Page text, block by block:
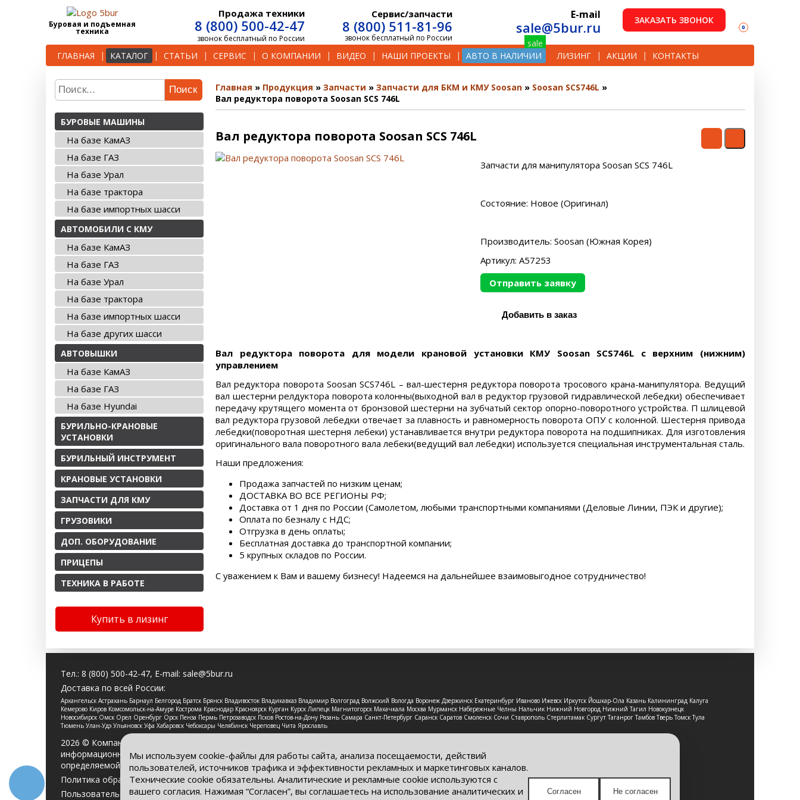
Буровая и подъемная
техника
Продажа техники
8 (800) 500-42-47
звонок бесплатный по России
Сервис/запчасти
8 (800) 511-81-96
звонок бесплатный по России
E-mail
sale@5bur.ru ЗАКАЗАТЬ ЗВОНОК
0
ГЛАВНАЯ КАТАЛОГ СТАТЬИ СЕРВИС О КОМПАНИИ ВИДЕО НАШИ ПРОЕКТЫ АВТО В НАЛИЧИИ ЛИЗИНГ АКЦИИ КОНТАКТЫ
Поиск
БУРОВЫЕ МАШИНЫ
На базе КамАЗ
На базе ГАЗ
На базе Урал
На базе трактора
На базе импортных шасси
АВТОМОБИЛИ С КМУ
На базе КамАЗ
На базе ГАЗ
На базе Урал
На базе трактора
На базе импортных шасси
На базе других шасси
АВТОВЫШКИ
На базе КамАЗ
На базе ГАЗ
На базе Hyundai
БУРИЛЬНО-КРАНОВЫЕ
УСТАНОВКИ
БУРИЛЬНЫЙ ИНСТРУМЕНТ
КРАНОВЫЕ УСТАНОВКИ
ЗАПЧАСТИ ДЛЯ КМУ
ГРУЗОВИКИ
ДОП. ОБОРУДОВАНИЕ
ПРИЦЕПЫ
ТЕХНИКА В РАБОТЕ
Купить в лизинг
Главная Продукция Запчасти Запчасти для БКМ и КМУ Soosan
Soosan SCS746L
Вал редуктора поворота Soosan SCS 746L
Вал редуктора поворота Soosan SCS 746L
Запчасти для манипулятора Soosan SCS 746L
Состояние: Новое (Оригинал)
Производитель: Soosan (Южная Корея)
Артикул: A57253
Отправить заявку
Вал редуктора поворота для модели крановой установки КМУ Soosan SCS746L с верхним (нижним)
управлением
Вал редуктора поворота Soosan SCS746L – вал-шестерня редуктора поворота тросового крана-манипулятора. Ведущий
вал шестерни релдуктора поворота колонны(выходной вал в редуктор грузовой гидравлической лебедки) обеспечивает
передачу крутящего момента от бронзовой шестерни на зубчатый сектор опорно-поворотного устройства. П шлицевой
вал редуктора грузовой лебедки отвечает за плавность и равномерность поворота ОПУ с колонной. Шестерня привода
лебедки(поворотная шестерня лебеки) устанавливается внутри редуктора поворота на подшипниках. Для изготовления
оригинального вала поворотного вала лебеки(ведущий вал лебедки) используется специальная инструментальная сталь.
Наши предложения:
Продажа запчастей по низким ценам;
ДОСТАВКА ВО ВСЕ РЕГИОНЫ РФ;
Доставка от 1 дня по России (Самолетом, любыми транспортными компаниями (Деловые Линии, ПЭК и другие);
Оплата по безналу с НДС;
Отгрузка в день оплаты;
Бесплатная доставка до транспортной компании;
5 крупных складов по России.
С уважением к Вам и вашему бизнесу! Надеемся на дальнейшее взаимовыгодное сотрудничество!
Тел.: 8 (800) 500-42-47, E-mail: sale@5bur.ru
Доставка по всей России:
Архангельск Астрахань Барнаул Белгород Братск Брянск Владивосток Владикавказ Владимир Волгоград Волжский Вологда Воронеж Дзержинск Екатеринбург Иваново Ижевск Иркутск Йошкар-Ола Казань Калининград Калуга
Кемерово Киров Комсомольск-на-Амуре Кострома Краснодар Красноярск Курган Курск Липецк Магнитогорск Махачкала Москва Мурманск Набережные Челны Нальчик Нижний Новгород Нижний Тагил Новокузнецк
Новосибирск Омск Орел Оренбург Орск Пенза Пермь Петрозаводск Псков Ростов-на-Дону Рязань Самара Санкт-Петербург Саранск Саратов Смоленск Сочи Ставрополь Стерлитамак Сургут Таганрог Тамбов Тверь Томск Тула
Тюмень Улан-Удэ Ульяновск Уфа Хабаровск Чебоксары Челябинск Череповец Чита Ярославль
2026 © Компания «Буровые Машины». Все права защищены. Обращаем Ваше внимание на то, что данный интернет-сайт носит исключительно
информационный характер и ни при каких условиях информационные материалы и цены, размещенные на сайте, не является публичной офертой,
определяемой положениями Статьи 437 Гражданского кодекса РФ.
Политика обработки персональных данных
Пользовательское соглашение
Мы используем cookie-файлы для работы сайта, анализа посещаемости, действий
пользователей, источников трафика и эффективности рекламных и маркетинговых каналов.
Технические cookie обязательны. Аналитические и рекламные cookie используются с
вашего согласия. Нажимая “Согласен”, вы соглашаетесь на использование аналитических и
Согласен Не согласен